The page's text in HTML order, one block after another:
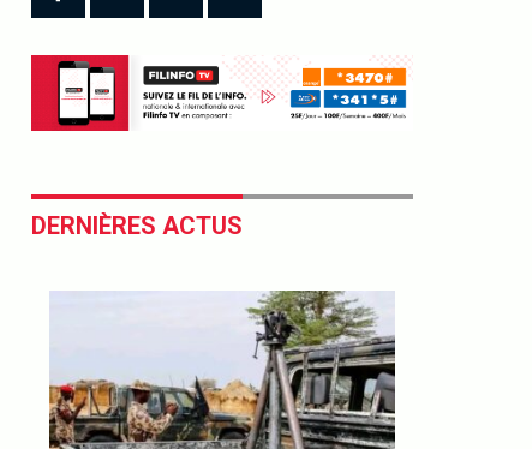
DERNIÈRES ACTUS